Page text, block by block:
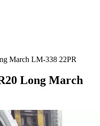
March LM-338 22PR
Long March